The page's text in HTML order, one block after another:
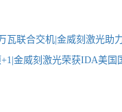
瓦联合交机|金威刻激光助
+1|金威刻激光荣获IDA美国